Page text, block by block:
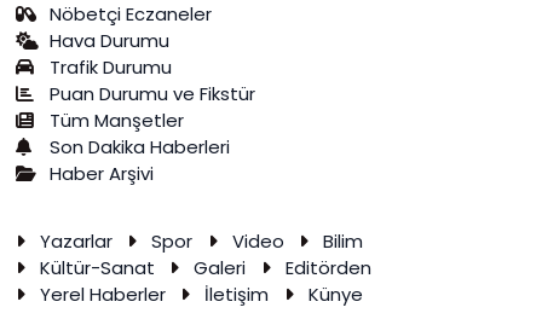
Nöbetçi Eczaneler
Hava Durumu
Trafik Durumu
Puan Durumu ve Fikstür
Tüm Manşetler
Son Dakika Haberleri
Haber Arşivi
Yazarlar Spor Video
Bilim
Kültür-Sanat
Galeri
Editörden
Yerel Haberler
İletişim Künye